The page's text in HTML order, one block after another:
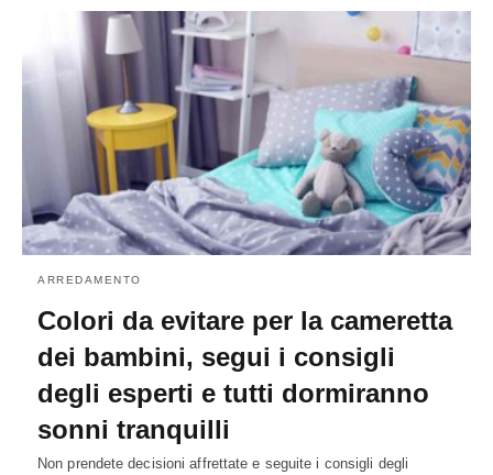
ARREDAMENTO
Colori da evitare per la cameretta
dei bambini, segui i consigli
degli esperti e tutti dormiranno
sonni tranquilli
Non prendete decisioni affrettate e seguite i consigli degli